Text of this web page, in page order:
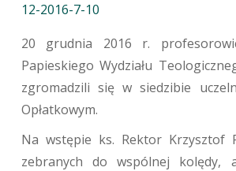
20 grudnia 2016 r.
Papieskiego Wydziału
zgromadzili się w siedzibie
Opłatkowym.
Na wstępie ks. Rektor Krzysztof
zebranych do wspólnej kolędy,